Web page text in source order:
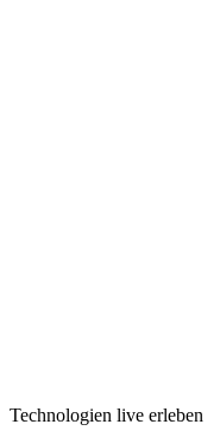
Technologien live erleben